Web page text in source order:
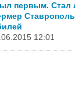
первым. Стал
12:01